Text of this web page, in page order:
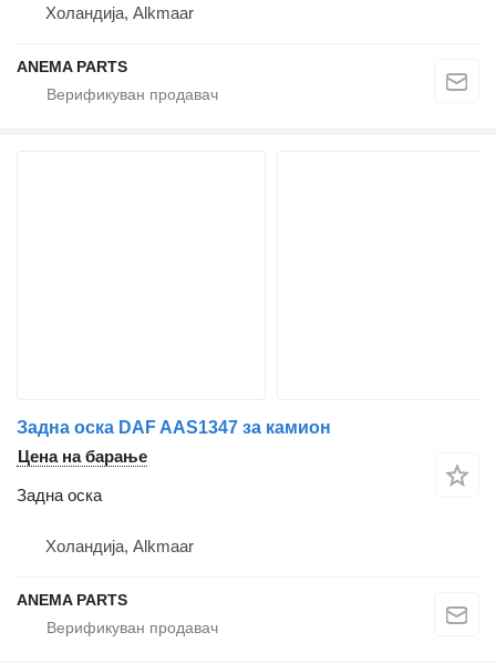
Холандија, Alkmaar
ANEMA PARTS
Задна оска DAF AAS1347 за камион
Цена на барање
Задна оска
Холандија, Alkmaar
ANEMA PARTS